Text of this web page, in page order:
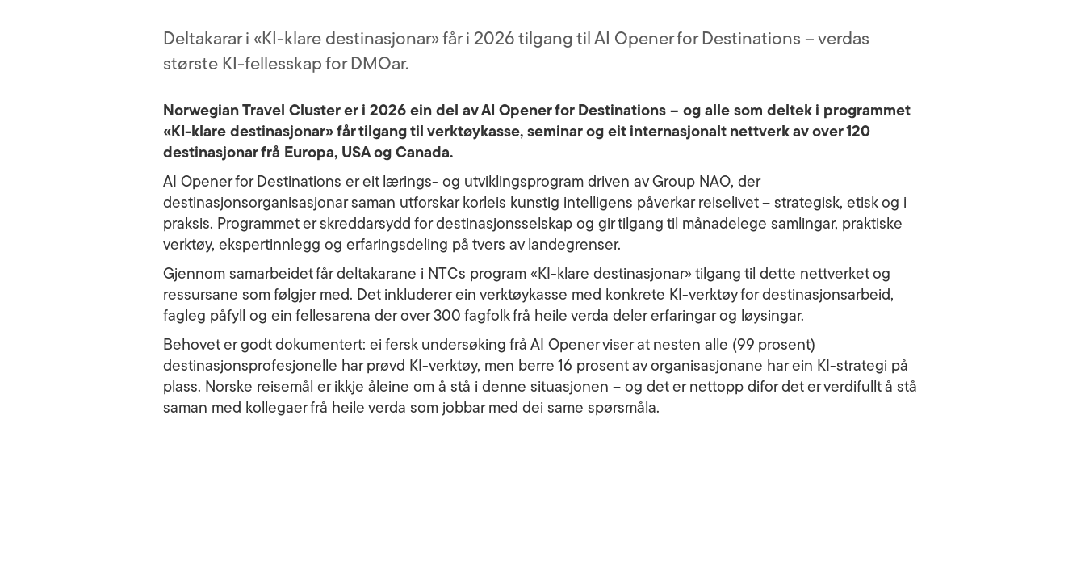
Deltakarar i «KI-klare destinasjonar» får i 2026 tilgang til AI Opener for Destinations – verdas
største KI-fellesskap for DMOar.
Norwegian Travel Cluster er i 2026 ein del av AI Opener for Destinations – og alle som deltek i programmet
«KI-klare destinasjonar» får tilgang til verktøykasse, seminar og eit internasjonalt nettverk av over 120
destinasjonar frå Europa, USA og Canada.
AI Opener for Destinations er eit lærings- og utviklingsprogram driven av Group NAO, der
destinasjonsorganisasjonar saman utforskar korleis kunstig intelligens påverkar reiselivet – strategisk, etisk og i
praksis. Programmet er skreddarsydd for destinasjonsselskap og gir tilgang til månadelege samlingar, praktiske
verktøy, ekspertinnlegg og erfaringsdeling på tvers av landegrenser.
Gjennom samarbeidet får deltakarane i NTCs program «KI-klare destinasjonar» tilgang til dette nettverket og
ressursane som følgjer med. Det inkluderer ein verktøykasse med konkrete KI-verktøy for destinasjonsarbeid,
fagleg påfyll og ein fellesarena der over 300 fagfolk frå heile verda deler erfaringar og løysingar.
Behovet er godt dokumentert: ei fersk undersøking frå AI Opener viser at nesten alle (99 prosent)
destinasjonsprofesjonelle har prøvd KI-verktøy, men berre 16 prosent av organisasjonane har ein KI-strategi på
plass. Norske reisemål er ikkje åleine om å stå i denne situasjonen – og det er nettopp difor det er verdifullt å stå
saman med kollegaer frå heile verda som jobbar med dei same spørsmåla.